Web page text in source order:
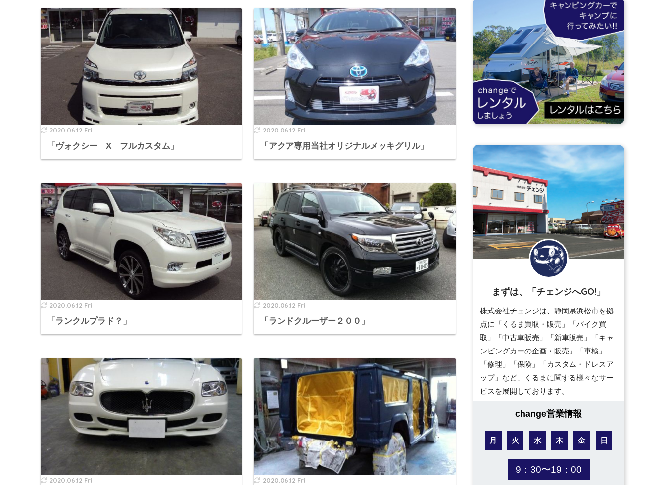
2020.06.12 Fri
「ヴォクシー X フルカスタム」
2020.06.12 Fri
「アクア専用当社オリジナルメッキグリル」
2020.06.12 Fri
「ランクルプラド？」
2020.06.12 Fri
「ランドクルーザー２００」
2020.06.12 Fri 2020.06.12 Fri
まずは、「チェンジへGO!」
株式会社チェンジは、静岡県浜松市を拠
点に「くるま買取・販売」「バイク買
取」「中古車販売」「新車販売」「キャ
ンピングカーの企画・販売」「車検」
「修理」「保険」「カスタム・ドレスア
ップ」など、くるまに関する様々なサー
ビスを展開しております。
change営業情報
月 火 水 木 金 日
9：30〜19：00